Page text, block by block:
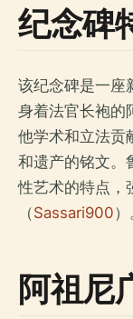
纪念碑
该纪念碑是一座
身着法官长袍
他学术和立法贡
和遗产的铭文。
性艺术的特点，
（Sassari900）
阿祖尼